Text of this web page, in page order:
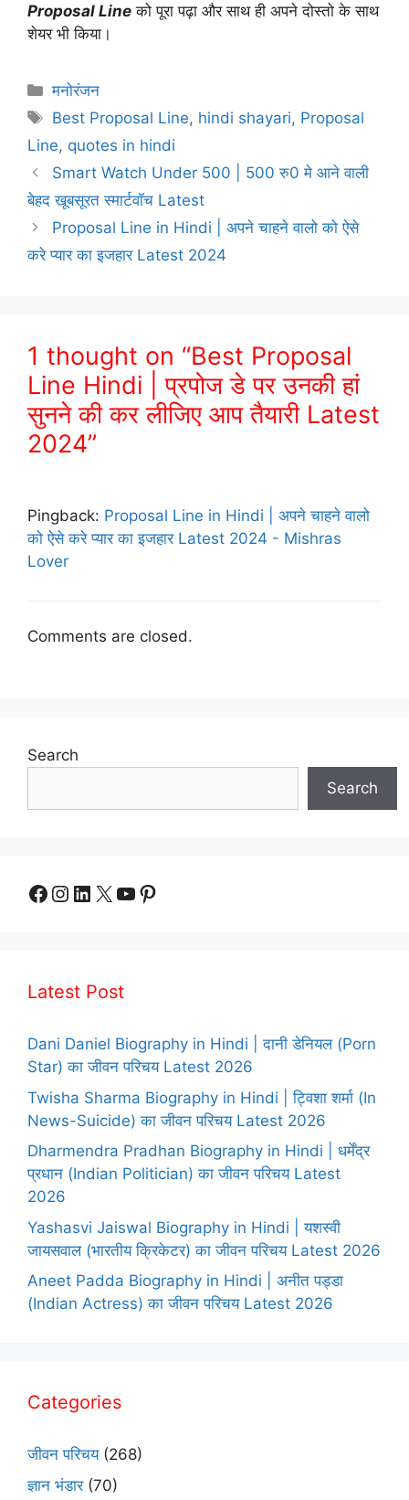
Proposal Line को पूरा पढ़ा और साथ ही अपने दोस्तो के साथ
शेयर भी किया ।
Categories
मनोरंजन
Tags
Best Proposal Line, hindi shayari, Proposal
Line, quotes in hindi
Smart Watch Under 500 | 500 रु0 मे आने वाली
बेहद खूबसूरत स्मार्टवॉच Latest
Proposal Line in Hindi | अपने चाहने वालो को ऐसे
करे प्यार का इजहार Latest 2024
1 thought on “Best Proposal
Line Hindi | प्रपोज डे पर उनकी हां
सुनने की कर लीजिए आप तैयारी Latest
2024”
Pingback: Proposal Line in Hindi | अपने चाहने वालो
को ऐसे करे प्यार का इजहार Latest 2024 - Mishras
Lover
Comments are closed.
Search
Search
Facebook
Instagram
LinkedIn
X YouTube
Pinterest
Latest Post
Dani Daniel Biography in Hindi | दानी डेनियल (Porn
Star) का जीवन परिचय Latest 2026
Twisha Sharma Biography in Hindi | ट्विशा शर्मा (In
News-Suicide) का जीवन परिचय Latest 2026
Dharmendra Pradhan Biography in Hindi | धर्मेंद्र
प्रधान (Indian Politician) का जीवन परिचय Latest
2026
Yashasvi Jaiswal Biography in Hindi | यशस्वी
जायसवाल (भारतीय क्रिकेटर) का जीवन परिचय Latest 2026
Aneet Padda Biography in Hindi | अनीत पड्डा
(Indian Actress) का जीवन परिचय Latest 2026
Categories
जीवन परिचय(268)
ज्ञान भंडार(70)